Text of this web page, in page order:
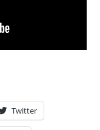
Twitter